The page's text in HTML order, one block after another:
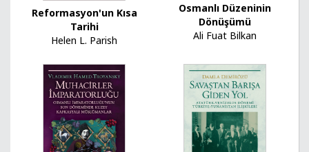
Reformasyon'un Kısa
Tarihi
Helen L. Parish
Osmanlı Düzeninin
Dönüşümü
Ali Fuat Bilkan